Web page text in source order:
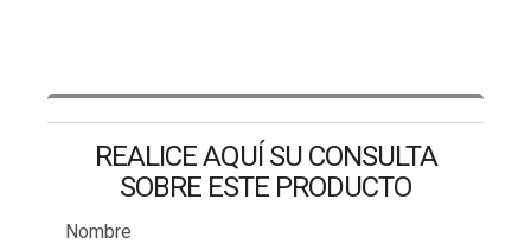
REALICE AQUÍ SU CONSULTA
SOBRE ESTE PRODUCTO
Nombre